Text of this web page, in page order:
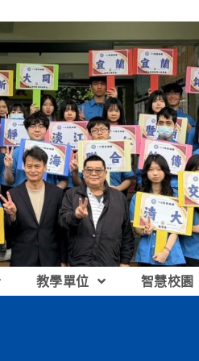
教學單位 智慧校園